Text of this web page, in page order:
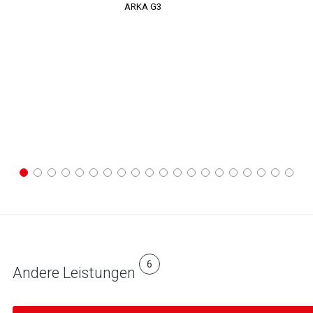
ARKA G3
Andere Leistungen 6